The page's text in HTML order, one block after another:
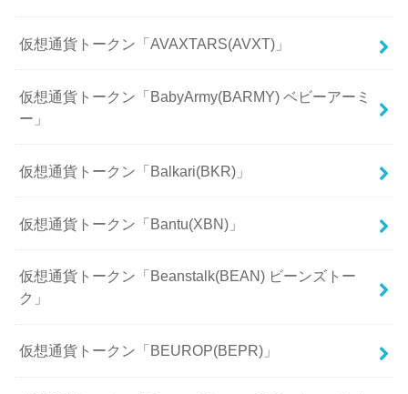
仮想通貨トークン「AVAXTARS(AVXT)」
仮想通貨トークン「BabyArmy(BARMY) ベビーアーミ
ー」
仮想通貨トークン「Balkari(BKR)」
仮想通貨トークン「Bantu(XBN)」
仮想通貨トークン「Beanstalk(BEAN) ビーンズトー
ク」
仮想通貨トークン「BEUROP(BEPR)」